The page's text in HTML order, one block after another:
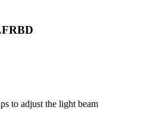
to adjust the light beam